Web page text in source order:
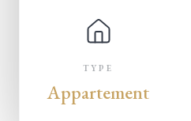
TYPE
Appartement